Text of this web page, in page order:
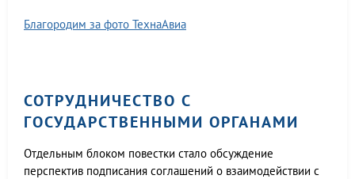
Благородим за фото ТехнаАвиа
СОТРУДНИЧЕСТВО С
ГОСУДАРСТВЕННЫМИ ОРГАНАМИ
Отдельным блоком повестки стало обсуждение
перспектив подписания соглашений о взаимодействии с